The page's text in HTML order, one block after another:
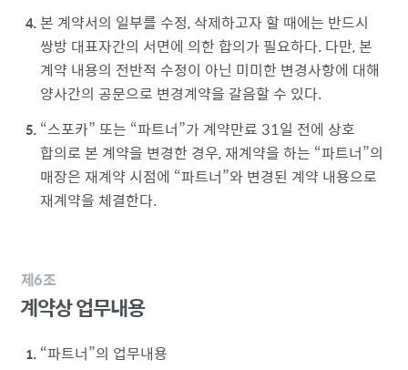
본 계약서의 일부를 수정, 삭제하고자 할 때에는 반드시
쌍방 대표자간의 서면에 의한 합의가 필요하다. 다만, 본
계약 내용의 전반적 수정이 아닌 미미한 변경사항에 대해
양사간의 공문으로 변경계약을 갈음할 수 있다.
스포카 또는 파트너 가 계약만료 31일 전에 상호
합의로 본 계약을 변경한 경우, 재계약을 하는 파트너 의
매장은 재계약 시점에 파트너 와 변경된 계약 내용으로
재계약을 체결한다.
제6조
계약상 업무내용
파트너 의 업무내용